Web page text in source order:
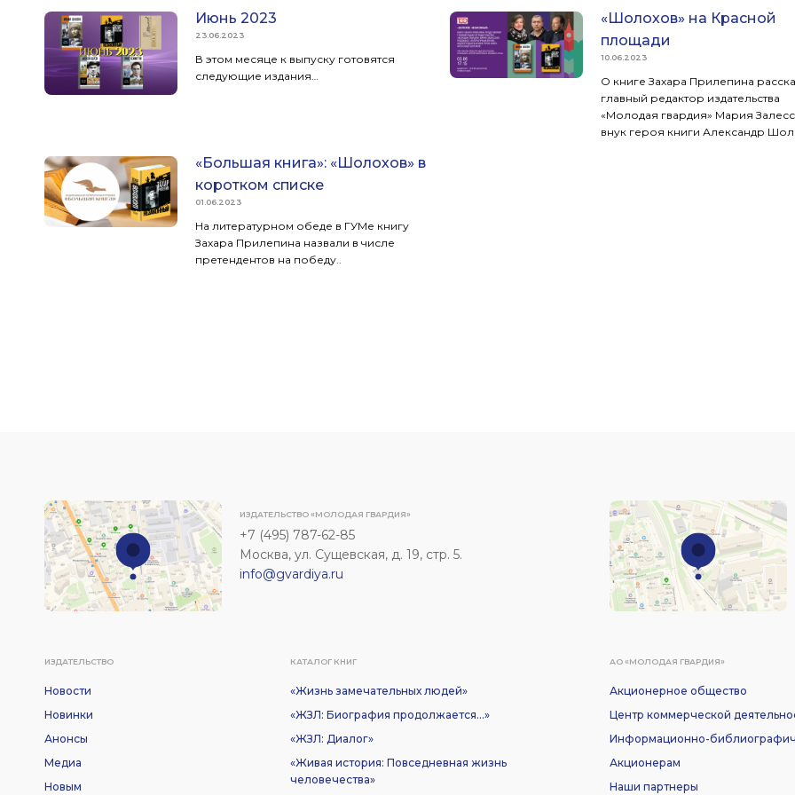
Июнь 2023
23.06.2023
В этом месяце к выпуску готовятся
следующие издания…
«Шолохов» на Красной
площади
10.06.2023
О книге Захара Прилепина
главный редактор издательства
«Молодая гвардия» Мария
внук героя книги Александр
«Большая книга»: «Шолохов» в
коротком списке
01.06.2023
На литературном обеде в ГУМе книгу
Захара Прилепина назвали в числе
претендентов на победу..
ИЗДАТЕЛЬСТВО «МОЛОДАЯ ГВАРДИЯ»
+7 (495) 787-62-85
Москва, ул. Сущевская, д. 19, стр. 5.
info@gvardiya.ru
ИЗДАТЕЛЬСТВО
Новости
Новинки
Анонсы
Медиа
Новым
КАТАЛОГ КНИГ
«Жизнь замечательных людей»
«ЖЗЛ: Биография продолжается...»
«ЖЗЛ: Диалог»
«Живая история: Повседневная жизнь
человечества»
АО «МОЛОДАЯ ГВАРДИЯ»
Акционерное общество
Центр коммерческой
Информационно-
Акционерам
Наши партнеры